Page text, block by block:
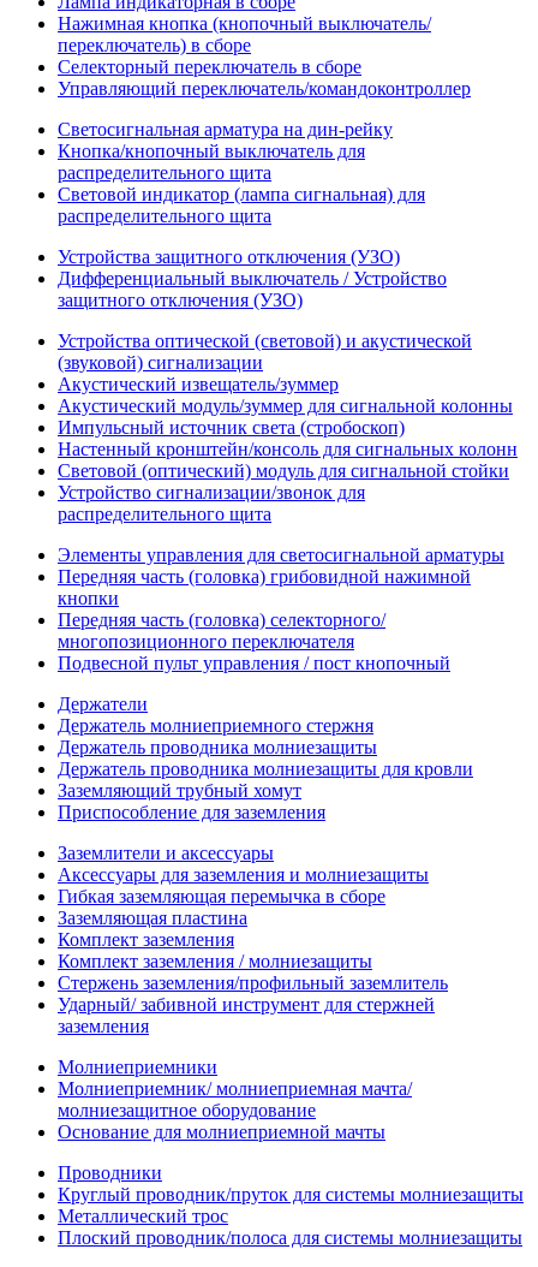
Нажимная кнопка (кнопочный выключатель/
переключатель) в сборе
Селекторный переключатель в сборе
Управляющий переключатель/командоконтроллер
Светосигнальная арматура на дин-рейку
Кнопка/кнопочный выключатель для
распределительного щита
Световой индикатор (лампа сигнальная) для
распределительного щита
Устройства защитного отключения (УЗО)
Дифференциальный выключатель / Устройство
защитного отключения (УЗО)
Устройства оптической (световой) и акустической
(звуковой) сигнализации
Акустический извещатель/зуммер
Акустический модуль/зуммер для сигнальной колонны
Импульсный источник света (стробоскоп)
Настенный кронштейн/консоль для сигнальных колонн
Световой (оптический) модуль для сигнальной стойки
Устройство сигнализации/звонок для
распределительного щита
Элементы управления для светосигнальной арматуры
Передняя часть (головка) грибовидной нажимной
кнопки
Передняя часть (головка) селекторного/
многопозиционного переключателя
Подвесной пульт управления / пост кнопочный
Держатели
Держатель молниеприемного стержня
Держатель проводника молниезащиты
Держатель проводника молниезащиты для кровли
Заземляющий трубный хомут
Приспособление для заземления
Заземлители и аксессуары
Аксессуары для заземления и молниезащиты
Гибкая заземляющая перемычка в сборе
Заземляющая пластина
Комплект заземления
Комплект заземления / молниезащиты
Стержень заземления/профильный заземлитель
Ударный/ забивной инструмент для стержней
заземления
Молниеприемники
Молниеприемник/ молниеприемная мачта/
молниезащитное оборудование
Основание для молниеприемной мачты
Проводники
Круглый проводник/пруток для системы молниезащиты
Металлический трос
Плоский проводник/полоса для системы молниезащиты